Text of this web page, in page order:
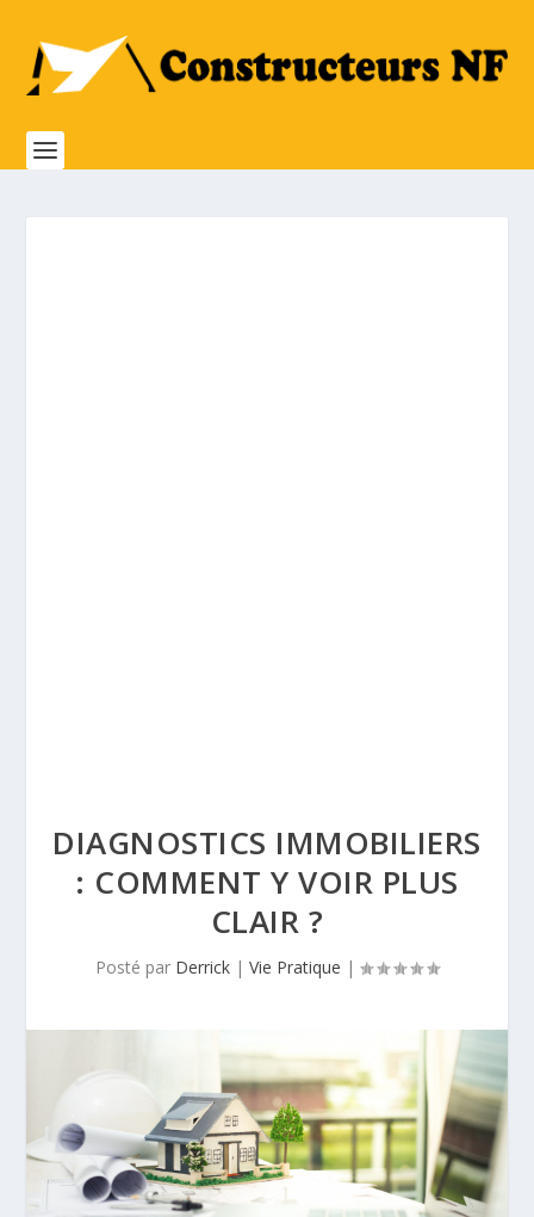
DIAGNOSTICS IMMOBILIERS
: COMMENT Y VOIR PLUS
CLAIR ?
Posté par Derrick | Vie Pratique |